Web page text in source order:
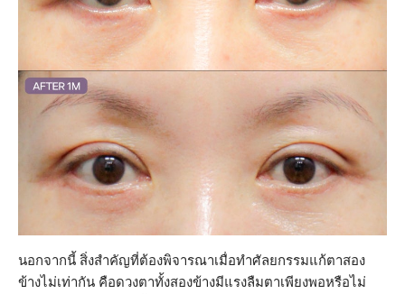
นอกจากนี้ สิ่งสำคัญที่ต้องพิจารณาเมื่อทำศัลยกรรมแก้ตาสอง
ข้างไม่เท่ากัน คือดวงตาทั้งสองข้างมีแรงลืมตาเพียงพอหรือไม่